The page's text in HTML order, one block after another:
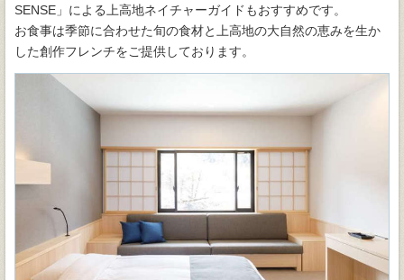
SENSE」による上高地ネイチャーガイドもおすすめです。
お食事は季節に合わせた旬の食材と上高地の大自然の恵みを生か
した創作フレンチをご提供しております。